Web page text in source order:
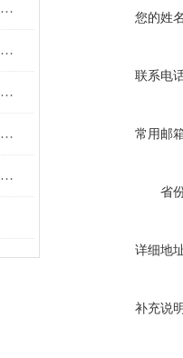
人工血管探头破裂强度测试仪校准规范：精准赋能医疗安全的技术基准
教你怎样正确的操作色牢度摩擦测试机
细菌过滤测试仪基础知识，一篇搞定
织物感应式静电测检仪的这些特点很少有人都知道
您想了解的手套耐切割测试仪都在这里了
您的姓
联系电
常用邮
省
详细地
补充说